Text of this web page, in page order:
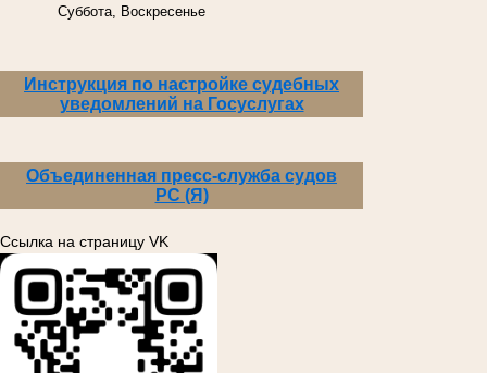
Суббота, Воскресенье
Инструкция по настройке судебных
уведомлений на Госуслугах
Объединенная пресс-служба судов
РС (Я)
Ссылка на страницу VK